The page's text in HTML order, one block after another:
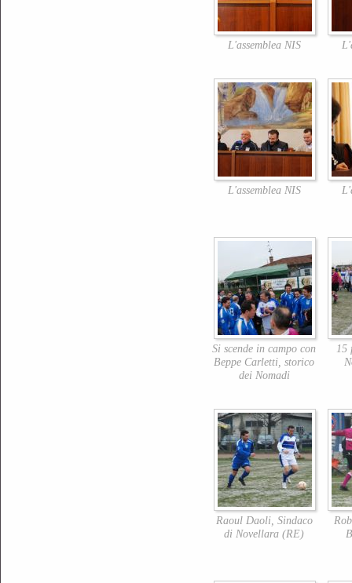
L'assemblea NIS
L'assemblea NIS
Si scende in campo con
Beppe Carletti, storico
dei Nomadi
15
Raoul Daoli, Sindaco
di Novellara (RE)